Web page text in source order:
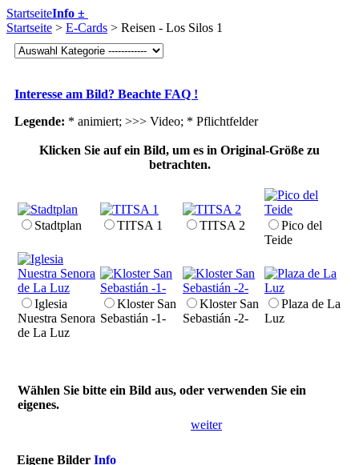
StartseiteInfo ±
Startseite > E-Cards > Reisen - Los Silos 1
Interesse am Bild? Beachte FAQ !
Legende: * animiert; >>> Video; * Pflichtfelder
Klicken Sie auf ein Bild, um es in Original-Größe zu
betrachten.
Stadtplan TITSA 1 TITSA 2
Pico del
Teide
Iglesia
Nuestra Senora
de La Luz
Kloster San
Sebastián -1-
Kloster San
Sebastián -2-
Plaza de La
Luz
Wählen Sie bitte ein Bild aus, oder verwenden Sie ein
eigenes.
weiter
Eigene Bilder Info